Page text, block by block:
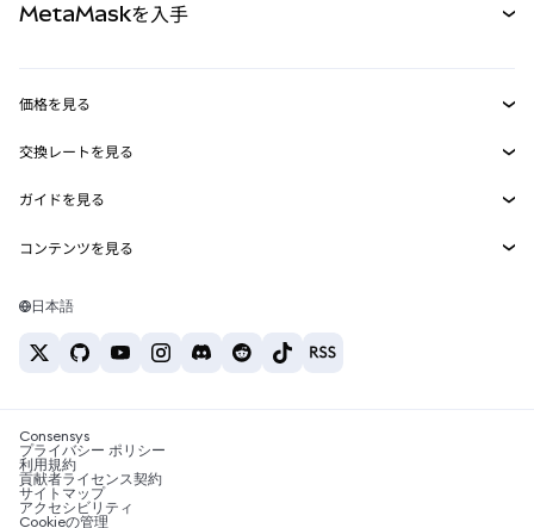
RWA
MetaMask Connect
Snaps
Web3サービス
MetaMaskを入手
セキュリティ
サポート
キャリア
お問い合わせ
価格を見る
イーサリアムの価格
Solanaの価格
Tetherの価格
交換レートを見る
ETH→USD
USDT→INR
BTC→INR
ETH→USDT
ガイドを見る
ETHの購入
USDTの購入
SHIBの購入
BNBの購入
コンテンツを見る
Solanaウォレット
税制関連ニュース
暗号資産の購入方法は？
ビットコインを売るには？
日本語
Consensys
プライバシー ポリシー
利用規約
貢献者ライセンス契約
サイトマップ
アクセシビリティ
Cookieの管理